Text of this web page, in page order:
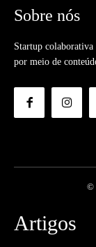
Sobre nós
Startup
por meio de
©
Artigos